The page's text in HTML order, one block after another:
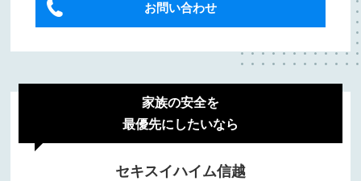
お問い合わせ
家族の安全を
最優先にしたいなら
セキスイハイム信越